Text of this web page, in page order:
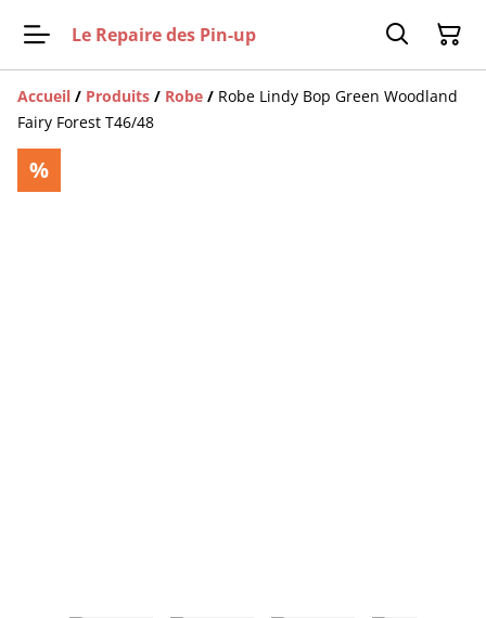
Le Repaire des Pin-up
Accueil / Produits / Robe / Robe Lindy Bop Green Woodland
Fairy Forest T46/48
%